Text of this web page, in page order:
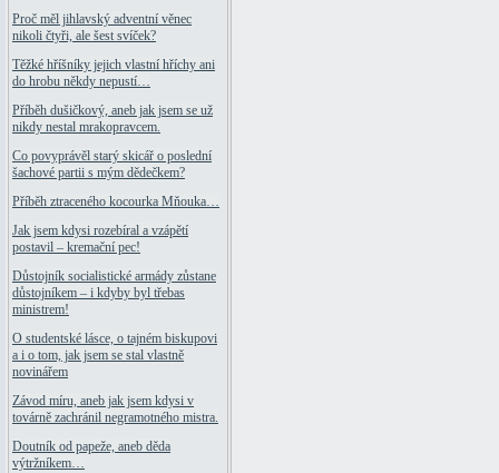
Proč měl jihlavský adventní věnec
nikoli čtyři, ale šest svíček?
Těžké hříšníky jejich vlastní hříchy ani
do hrobu někdy nepustí…
Příběh dušičkový, aneb jak jsem se už
nikdy nestal mrakopravcem.
Co povyprávěl starý skicář o poslední
šachové partii s mým dědečkem?
Příběh ztraceného kocourka Mňouka…
Jak jsem kdysi rozebíral a vzápětí
postavil – kremační pec!
Důstojník socialistické armády zůstane
důstojníkem – i kdyby byl třebas
ministrem!
O studentské lásce, o tajném biskupovi
a i o tom, jak jsem se stal vlastně
novinářem
Závod míru, aneb jak jsem kdysi v
továrně zachránil negramotného mistra.
Doutník od papeže, aneb děda
výtržníkem…